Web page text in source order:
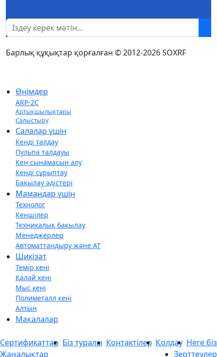
1
Барлық құқықтар қорғалған © 2012-2026 SOXRF
Өнімдер
ARP-2C
Артықшылықтары
Салыстыру
Салалар үшін
Кенді талдау
Пульпа талдауы
Кен сынамасын алу
Кенді сұрыптау
Бақылау әдістері
Мамандар үшін
Технолог
Кеншілер
Техникалық бақылау
Менеджерлер
Автоматтандыру және АТ
Шикізат
Темір кені
Қалай кені
Мыс кені
Полиметалл кені
Алтын
Мақалалар
Сертификаттар Біз туралы Контактілер Қолдау Неге біз
Жаңалықтар
Зерттеулер